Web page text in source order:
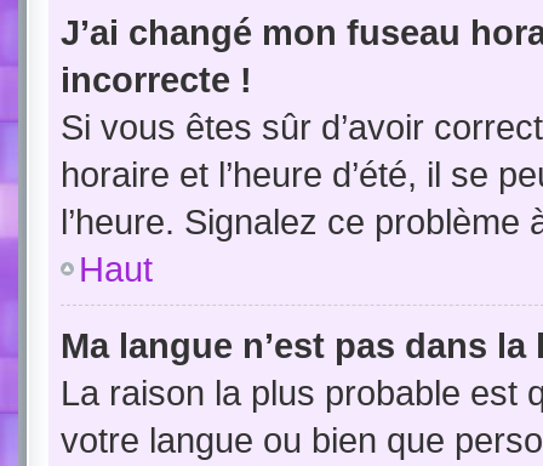
J’ai changé mon fuseau
incorrecte !
Si vous êtes sûr d’avoir
horaire et l’heure d’été, il se
l’heure. Signalez ce problème
Haut
Ma langue n’est pas dans la
La raison la plus probable est
votre langue ou bien que